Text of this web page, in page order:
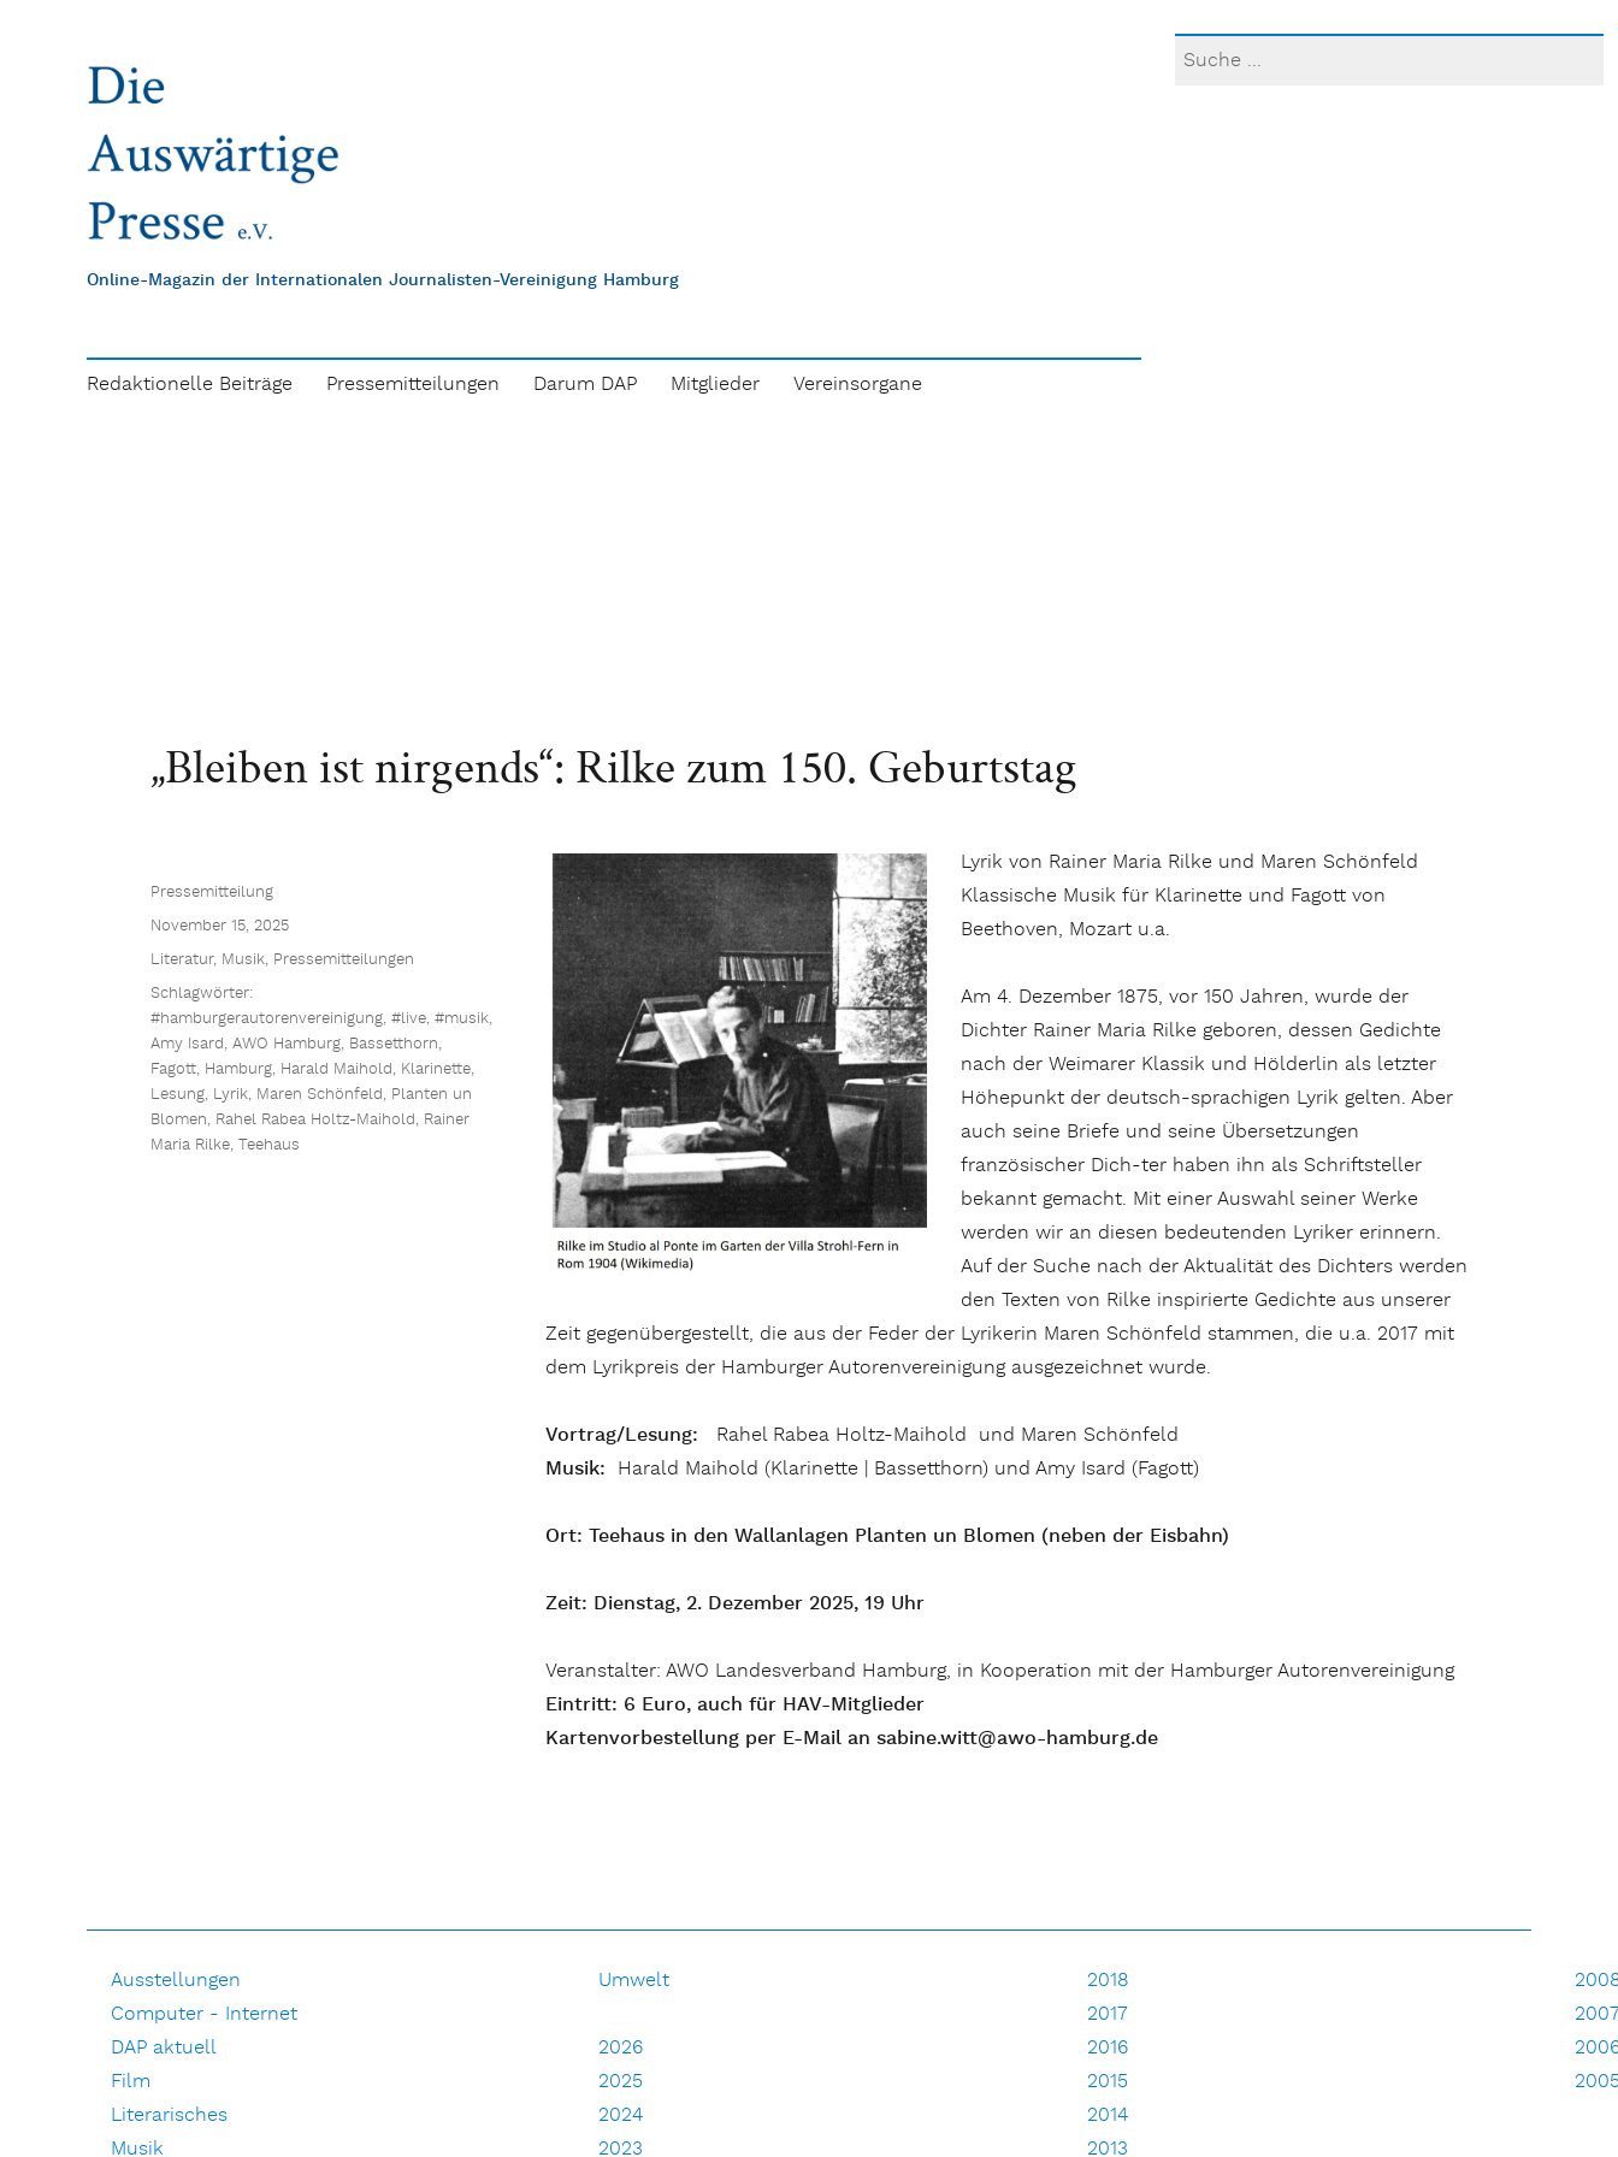
Online-Magazin der Internationalen Journalisten-Vereinigung Hamburg
Redaktionelle Beiträge Pressemitteilungen Darum DAP Mitglieder Vereinsorgane
„Bleiben ist nirgends“: Rilke zum 150. Geburtstag
Lyrik von Rainer Maria Rilke und Maren Schönfeld
Klassische Musik für Klarinette und Fagott von
Beethoven, Mozart u.a.
Am 4. Dezember 1875, vor 150 Jahren, wurde der
Dichter Rainer Maria Rilke geboren, dessen Gedichte
nach der Weimarer Klassik und Hölderlin als letzter
Höhepunkt der deutsch-sprachigen Lyrik gelten. Aber
auch seine Briefe und seine Übersetzungen
französischer Dich-ter haben ihn als Schriftsteller
bekannt gemacht. Mit einer Auswahl seiner Werke
werden wir an diesen bedeutenden Lyriker erinnern.
Auf der Suche nach der Aktualität des Dichters werden
den Texten von Rilke inspirierte Gedichte aus unserer
Zeit gegenübergestellt, die aus der Feder der Lyrikerin Maren Schönfeld stammen, die u.a. 2017 mit
dem Lyrikpreis der Hamburger Autorenvereinigung ausgezeichnet wurde.
Vortrag/Lesung: Rahel Rabea Holtz-Maihold und Maren Schönfeld
Musik: Harald Maihold (Klarinette | Bassetthorn) und Amy Isard (Fagott)
Ort: Teehaus in den Wallanlagen Planten un Blomen (neben der Eisbahn)
Zeit: Dienstag, 2. Dezember 2025, 19 Uhr
Veranstalter: AWO Landesverband Hamburg, in Kooperation mit der Hamburger Autorenvereinigung
Eintritt: 6 Euro, auch für HAV-Mitglieder
Kartenvorbestellung per E-Mail an sabine.witt@awo-hamburg.de
Pressemitteilung
November 15, 2025
Literatur, Musik, Pressemitteilungen
Schlagwörter:
#hamburgerautorenvereinigung, #live, #musik,
Amy Isard, AWO Hamburg, Bassetthorn,
Fagott, Hamburg, Harald Maihold, Klarinette,
Lesung, Lyrik, Maren Schönfeld, Planten un
Blomen, Rahel Rabea Holtz-Maihold, Rainer
Maria Rilke, Teehaus
Ausstellungen
Computer - Internet
DAP aktuell
Film
Literarisches
Musik
Umwelt
2026
2025
2024
2023
2018
2017
2016
2015
2014
2013